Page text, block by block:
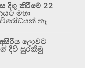
දිගු කිරීමේ 22
මහා
නෑ
ලොවට
දිවි සුරකිමු